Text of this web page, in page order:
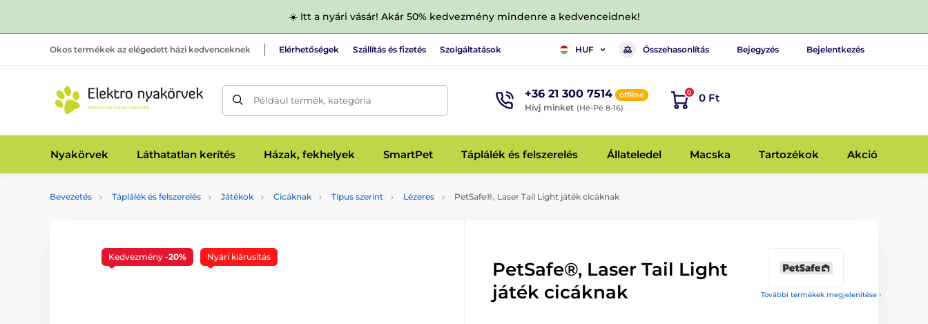
☀️ Itt a nyári vásár! Akár 50% kedvezmény mindenre a kedvenceidnek!
Okos termékek az elégedett házi kedvenceknek Elérhetőségek Szállítás és fizetés Szolgáltatások HUF Összehasonlítás Bejegyzés Bejelentkezés
Például termék, kategória +36 21 300 7514 offline
Hívj minket (Hé-Pé 8-16)
0 0 Ft
Nyakörvek Láthatatlan kerítés Házak, fekhelyek SmartPet Táplálék és felszerelés Állateledel Macska Tartozékok Akció
Bevezetés Táplálék és felszerelés Játékok Cicáknak Típus szerint Lézeres PetSafe®, Laser Tail Light játék cicáknak
További termékek megjelenítése ›
Kedvezmény -20% Nyári kiárusítás
PetSafe®, Laser Tail Light
játék cicáknak